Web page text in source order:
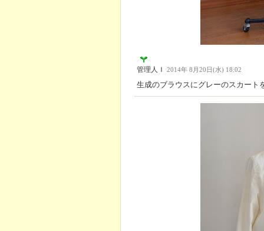
管理人Ｉ 2014年 8月20日(水) 18:02
生成のブラウスにグレーのスカート